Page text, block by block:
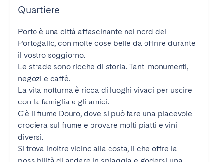
Quartiere
Porto è una città affascinante nel nord del
Portogallo, con molte cose belle da offrire durante
il vostro soggiorno.
Le strade sono ricche di storia. Tanti monumenti,
negozi e caffè.
La vita notturna è ricca di luoghi vivaci per uscire
con la famiglia e gli amici.
C'è il fiume Douro, dove si può fare una piacevole
crociera sul fiume e provare molti piatti e vini
diversi.
Si trova inoltre vicino alla costa, il che offre la